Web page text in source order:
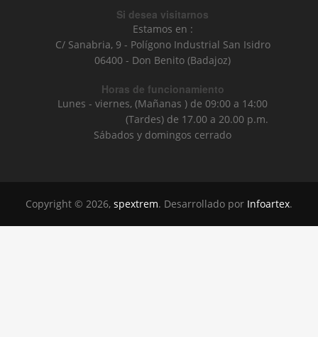
Si desea visitarnos
Estamos en :
C/ Sanabria, 9 - Polígono Industrial San Isidro
06400 - Don Benito (Badajoz)
Horas de funcionamiento
Lunes - viernes, (Mañanas ) de 09:00 a 14:00
(Tardes) de 17.00 a 20.00 p.m.
Sábados y domingos cerrado
Copyright © 2026, spextrem. Desarrollado por Infoartex.